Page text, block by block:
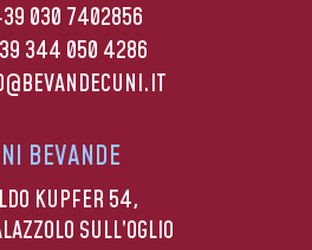
030 7402856
344 050 4286
BEVANDE
KUPFER 54,
SULL’OGLIO